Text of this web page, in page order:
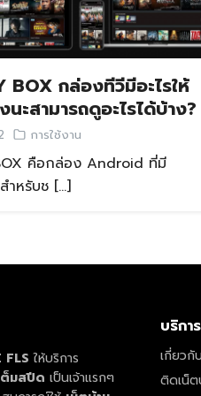
BOX กล่องทีวีมีอะไรให้
นะสามารถดูอะไรได้บ้าง?
การใช้งาน
คือกล่อง Android ที่มี
ำหรับช […]
FLS ให้บริการ
ต็มสปีด เป็นเจ้าแรกๆ
บริกา
เกี่ยวกั
ติดเน็ต